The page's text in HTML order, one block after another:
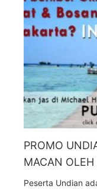
PROMO
MACAN
Peserta Undian